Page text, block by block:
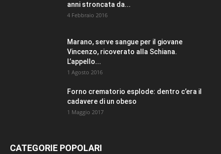
anni stroncata da...
4 Febbraio 2016
Marano, serve sangue per il giovane
Vincenzo, ricoverato alla Schiana.
L’appello...
1 Agosto 2016
Forno crematorio esplode: dentro c’era il
cadavere di un obeso
1 Maggio 2017
CATEGORIE POPOLARI